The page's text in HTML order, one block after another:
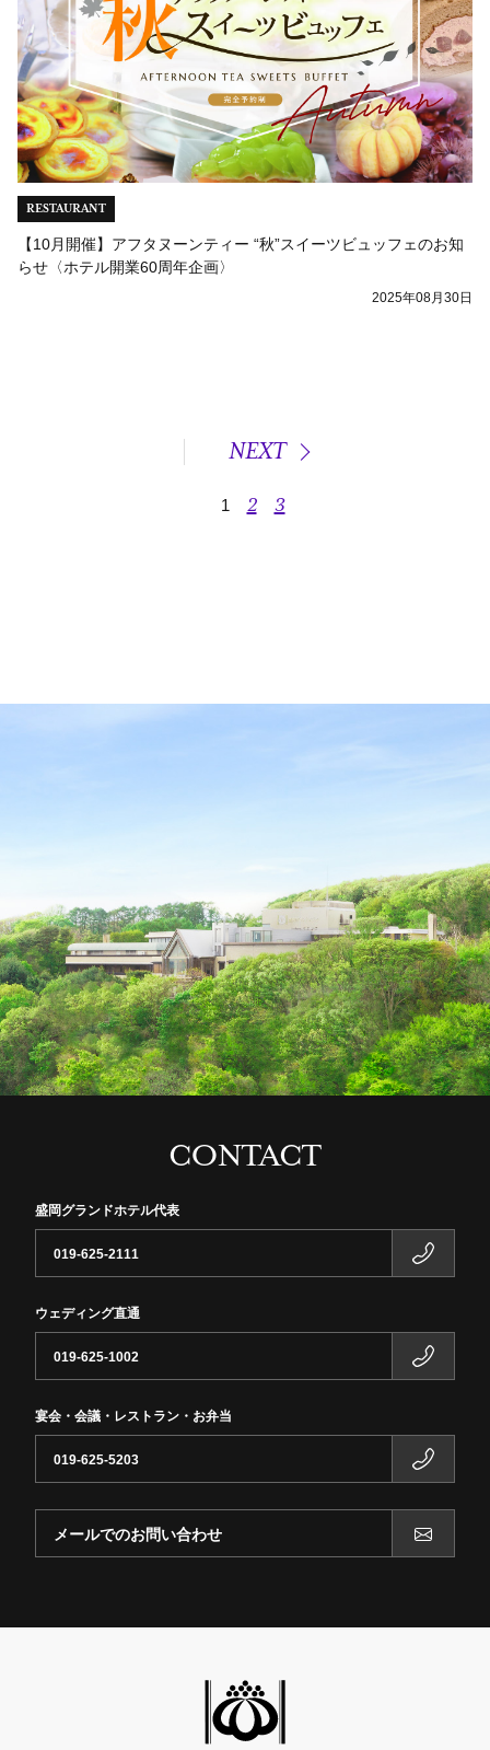
RESTAURANT
【10月開催】アフタヌーンティー “秋”スイーツビュッフェのお知
らせ〈ホテル開業60周年企画〉
2025年08月30日
NEXT
1 2 3
CONTACT
盛岡グランドホテル代表
019-625-2111
ウェディング直通
019-625-1002
宴会・会議・レストラン・お弁当
019-625-5203
メールでのお問い合わせ